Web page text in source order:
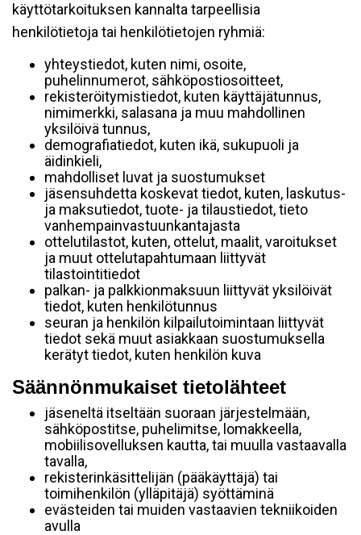
käyttötarkoituksen kannalta tarpeellisia
henkilötietoja tai henkilötietojen ryhmiä:
yhteystiedot, kuten nimi, osoite,
puhelinnumerot, sähköpostiosoitteet,
rekisteröitymistiedot, kuten käyttäjätunnus,
nimimerkki, salasana ja muu mahdollinen
yksilöivä tunnus,
demografiatiedot, kuten ikä, sukupuoli ja
äidinkieli,
mahdolliset luvat ja suostumukset
jäsensuhdetta koskevat tiedot, kuten, laskutus-
ja maksutiedot, tuote- ja tilaustiedot, tieto
vanhempainvastuunkantajasta
ottelutilastot, kuten, ottelut, maalit, varoitukset
ja muut ottelutapahtumaan liittyvät
tilastointitiedot
palkan- ja palkkionmaksuun liittyvät yksilöivät
tiedot, kuten henkilötunnus
seuran ja henkilön kilpailutoimintaan liittyvät
tiedot sekä muut asiakkaan suostumuksella
kerätyt tiedot, kuten henkilön kuva
Säännönmukaiset tietolähteet
jäseneltä itseltään suoraan järjestelmään,
sähköpostitse, puhelimitse, lomakkeella,
mobiilisovelluksen kautta, tai muulla vastaavalla
tavalla,
rekisterinkäsittelijän (pääkäyttäjä) tai
toimihenkilön (ylläpitäjä) syöttäminä
evästeiden tai muiden vastaavien tekniikoiden
avulla